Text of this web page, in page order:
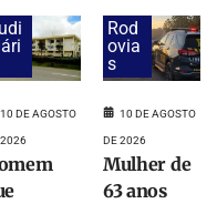
10 DE AGOSTO
Rod
ovia
s
10 DE AGOSTO
DE 2026
Mulher de
63 anos